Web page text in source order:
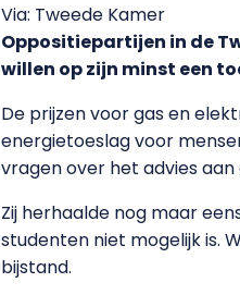
Via: Tweede Kamer
Oppositiepartijen in de
willen op zijn minst een
De prijzen voor gas en
energietoeslag voor
vragen over het advies
Zij herhaalde nog maar
studenten niet mogelijk is.
bijstand.